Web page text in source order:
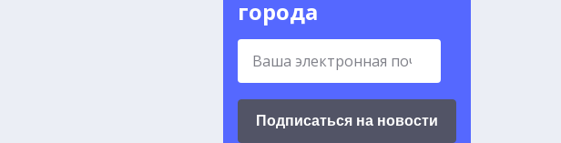
города
Подписаться на новости